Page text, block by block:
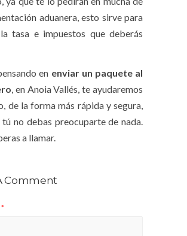
aduanera, esto sirve para
tasa e impuestos que deberás
en enviar un paquete al
, en Anoia Vallés, te ayudaremos
de la forma más rápida y segura,
tú no debas preocuparte de nada.
a llamar.
Comment
*